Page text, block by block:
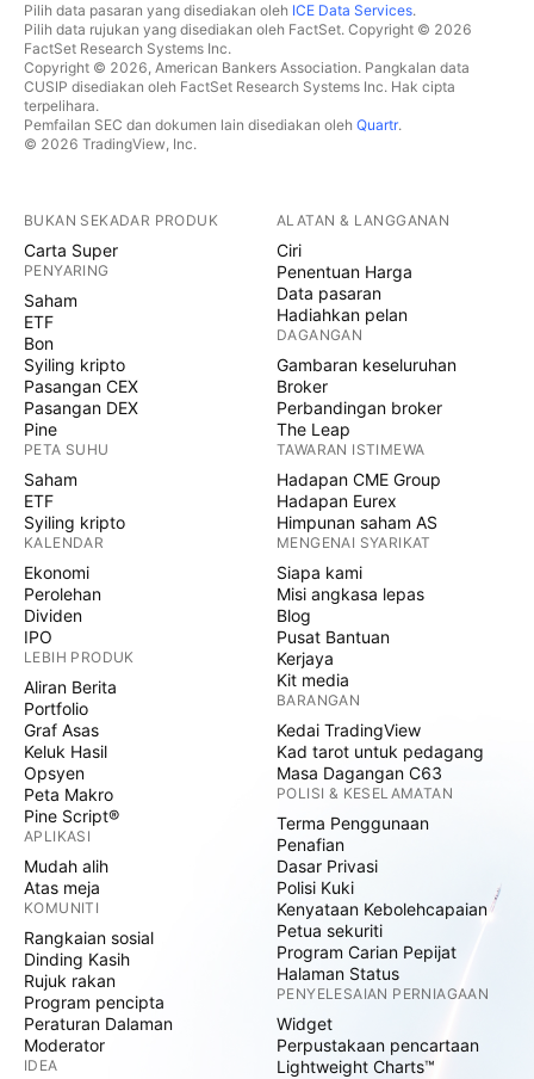
Pilih data pasaran yang disediakan oleh ICE Data Services.
Pilih data rujukan yang disediakan oleh FactSet. Copyright © 2026
FactSet Research Systems Inc.
Copyright © 2026, American Bankers Association. Pangkalan data
CUSIP disediakan oleh FactSet Research Systems Inc. Hak cipta
terpelihara.
Pemfailan SEC dan dokumen lain disediakan oleh Quartr.
© 2026 TradingView, Inc.
BUKAN SEKADAR PRODUK
Carta Super
PENYARING
Saham
ETF
Bon
Syiling kripto
Pasangan CEX
Pasangan DEX
Pine
PETA SUHU
Saham
ETF
Syiling kripto
KALENDAR
Ekonomi
Perolehan
Dividen
IPO
LEBIH PRODUK
Aliran Berita
Portfolio
Graf Asas
Keluk Hasil
Opsyen
Peta Makro
Pine Script®
APLIKASI
Mudah alih
Atas meja
KOMUNITI
Rangkaian sosial
Dinding Kasih
Rujuk rakan
Program pencipta
Peraturan Dalaman
Moderator
IDEA
ALATAN & LANGGANAN
Ciri
Penentuan Harga
Data pasaran
Hadiahkan pelan
DAGANGAN
Gambaran keseluruhan
Broker
Perbandingan broker
The Leap
TAWARAN ISTIMEWA
Hadapan CME Group
Hadapan Eurex
Himpunan saham AS
MENGENAI SYARIKAT
Siapa kami
Misi angkasa lepas
Blog
Pusat Bantuan
Kerjaya
Kit media
BARANGAN
Kedai TradingView
Kad tarot untuk pedagang
Masa Dagangan C63
POLISI & KESELAMATAN
Terma Penggunaan
Penafian
Dasar Privasi
Polisi Kuki
Kenyataan Kebolehcapaian
Petua sekuriti
Program Carian Pepijat
Halaman Status
PENYELESAIAN PERNIAGAAN
Widget
Perpustakaan pencartaan
Lightweight Charts™